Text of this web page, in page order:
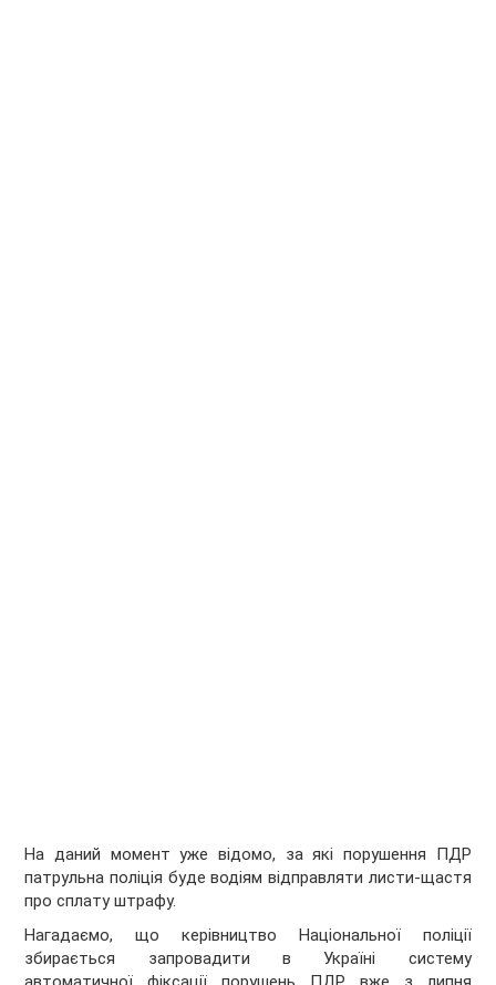
На даний момент уже відомо, за які порушення ПДР
патрульна поліція буде водіям відправляти листи-щастя
про сплату штрафу.
Нагадаємо, що керівництво Національної поліції
збирається запровадити в Україні систему